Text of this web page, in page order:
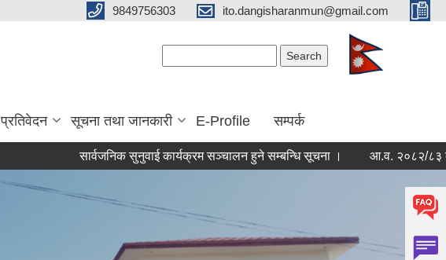
9849756303 ito.dangisharanmun@gmail.com
प्रतिवेदन सूचना तथा जानकारी E-Profile सम्पर्क
सार्वजनिक सुनुवाई कार्यक्रम सञ्चालन हुने सम्बन्धि सूचना । आ.व. २०८२/८३ को चौथो